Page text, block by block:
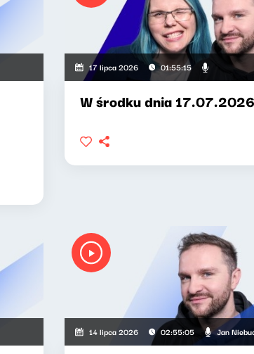
17 lipca 2026 01:55:15
W środku dnia 17.07.2026
14 lipca 2026 02:55:05 Jan